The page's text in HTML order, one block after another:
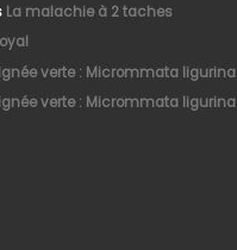
La malachie à 2 taches
verte : Micrommata ligurina
verte : Micrommata ligurina